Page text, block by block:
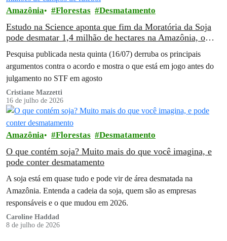
Amazônia Florestas Desmatamento
Estudo na Science aponta que fim da Moratória da Soja
pode desmatar 1,4 milhão de hectares na Amazônia, o
Pesquisa publicada nesta quinta (16/07) derruba os principais
argumentos contra o acordo e mostra o que está em jogo antes do
julgamento no STF em agosto
Cristiane Mazzetti
16 de julho de 2026
Amazônia Florestas Desmatamento
O que contém soja? Muito mais do que você imagina, e
pode conter desmatamento
A soja está em quase tudo e pode vir de área desmatada na
Amazônia. Entenda a cadeia da soja, quem são as empresas
responsáveis e o que mudou em 2026.
Caroline Haddad
8 de julho de 2026